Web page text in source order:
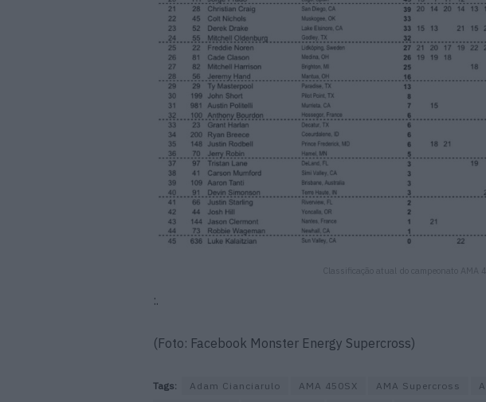
Classificação atual do campeonato AMA
:.
(Foto: Facebook Monster Energy Supercross)
Tags: Adam Cianciarulo AMA 450SX AMA Supercross